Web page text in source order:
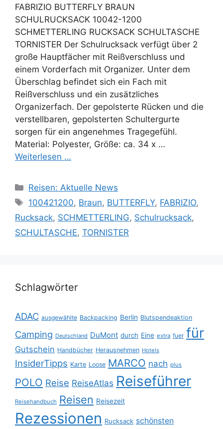
FABRIZIO BUTTERFLY BRAUN
SCHULRUCKSACK 10042-1200
SCHMETTERLING RUCKSACK SCHULTASCHE
TORNISTER Der Schulrucksack verfügt über 2
große Hauptfächer mit Reißverschluss und
einem Vorderfach mit Organizer. Unter dem
Überschlag befindet sich ein Fach mit
Reißverschluss und ein zusätzliches
Organizerfach. Der gepolsterte Rücken und die
verstellbaren, gepolsterten Schultergurte
sorgen für ein angenehmes Tragegefühl.
Material: Polyester, Größe: ca. 34 x …
Weiterlesen …
Kategorien
Reisen: Aktuelle News
Schlagwörter
100421200, Braun, BUTTERFLY, FABRIZIO,
Rucksack, SCHMETTERLING, Schulrucksack,
SCHULTASCHE, TORNISTER
Schlagwörter
ADAC ausgewählte Backpacking Berlin Blutspendeaktion
Camping Deutschland DuMont durch Eine extra fuer für
Gutschein Handbücher Herausnehmen Hotels
InsiderTipps Karte Loose MARCO nach plus
POLO Reise ReiseAtlas Reiseführer
Reisehandbuch Reisen Reisezeit
Rezessionen Rucksack schönsten